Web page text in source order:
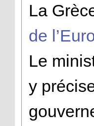
La
de
Le
y